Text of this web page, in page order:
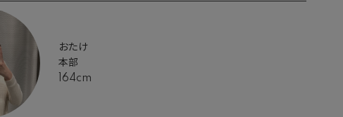
おたけ
本部
164cm